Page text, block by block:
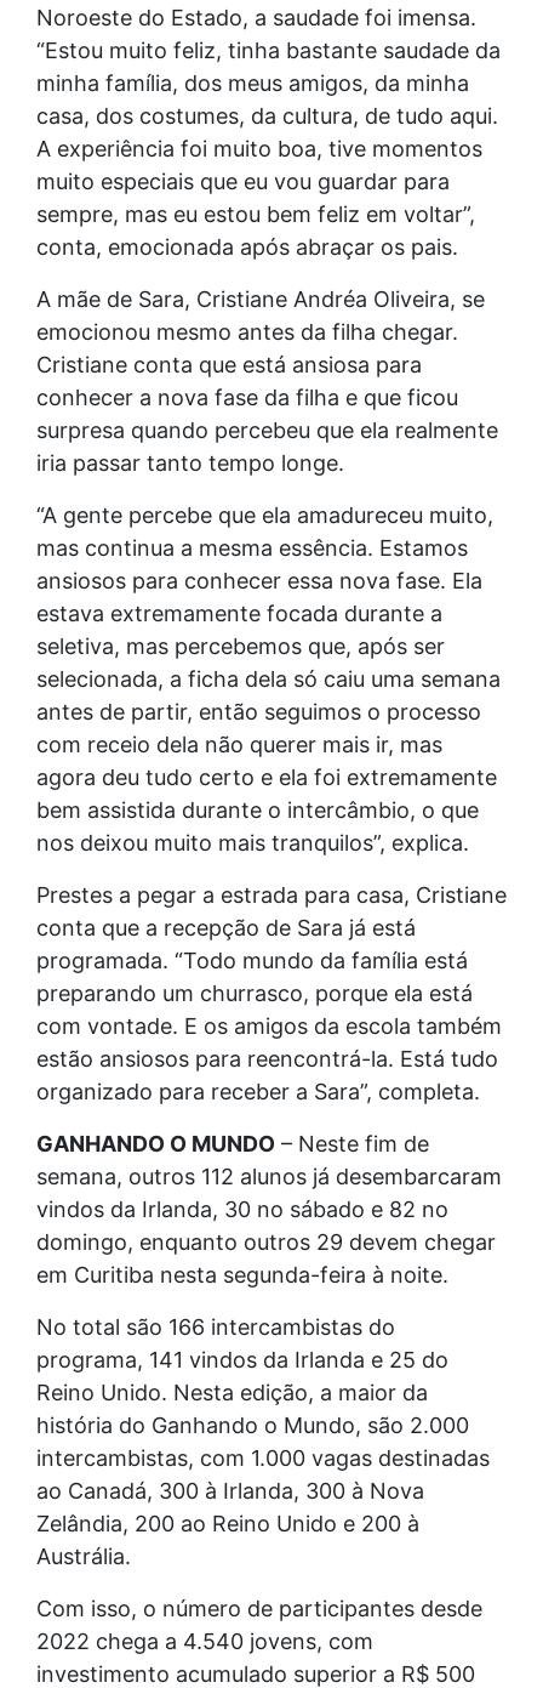
Noroeste do Estado, a saudade foi imensa.
“Estou muito feliz, tinha bastante saudade da
minha família, dos meus amigos, da minha
casa, dos costumes, da cultura, de tudo aqui.
A experiência foi muito boa, tive momentos
muito especiais que eu vou guardar para
sempre, mas eu estou bem feliz em voltar”,
conta, emocionada após abraçar os pais.
A mãe de Sara, Cristiane Andréa Oliveira, se
emocionou mesmo antes da filha chegar.
Cristiane conta que está ansiosa para
conhecer a nova fase da filha e que ficou
surpresa quando percebeu que ela realmente
iria passar tanto tempo longe.
“A gente percebe que ela amadureceu muito,
mas continua a mesma essência. Estamos
ansiosos para conhecer essa nova fase. Ela
estava extremamente focada durante a
seletiva, mas percebemos que, após ser
selecionada, a ficha dela só caiu uma semana
antes de partir, então seguimos o processo
com receio dela não querer mais ir, mas
agora deu tudo certo e ela foi extremamente
bem assistida durante o intercâmbio, o que
nos deixou muito mais tranquilos”, explica.
Prestes a pegar a estrada para casa, Cristiane
conta que a recepção de Sara já está
programada. “Todo mundo da família está
preparando um churrasco, porque ela está
com vontade. E os amigos da escola também
estão ansiosos para reencontrá-la. Está tudo
organizado para receber a Sara”, completa.
GANHANDO O MUNDO – Neste fim de
semana, outros 112 alunos já desembarcaram
vindos da Irlanda, 30 no sábado e 82 no
domingo, enquanto outros 29 devem chegar
em Curitiba nesta segunda-feira à noite.
No total são 166 intercambistas do
programa, 141 vindos da Irlanda e 25 do
Reino Unido. Nesta edição, a maior da
história do Ganhando o Mundo, são 2.000
intercambistas, com 1.000 vagas destinadas
ao Canadá, 300 à Irlanda, 300 à Nova
Zelândia, 200 ao Reino Unido e 200 à
Austrália.
Com isso, o número de participantes desde
2022 chega a 4.540 jovens, com
investimento acumulado superior a R$ 500